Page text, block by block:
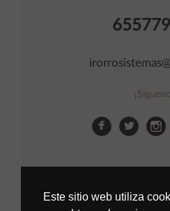
Este sitio web utiliza